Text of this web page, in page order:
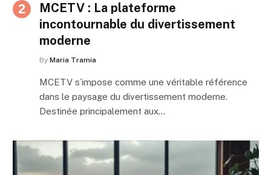
MCETV : La plateforme
incontournable du divertissement
moderne
By Maria Tramia
MCETV s’impose comme une véritable référence
dans le paysage du divertissement moderne.
Destinée principalement aux…